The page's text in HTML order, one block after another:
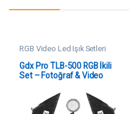
RGB Video Led Işık Setleri
Gdx Pro TLB-500 RGB İkili
Set – Fotoğraf & Video